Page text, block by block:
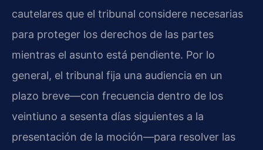
cautelares que el tribunal considere necesarias
para proteger los derechos de las partes
mientras el asunto está pendiente. Por lo
general, el tribunal fija una audiencia en un
plazo breve—con frecuencia dentro de los
veintiuno a sesenta días siguientes a la
presentación de la moción—para resolver las